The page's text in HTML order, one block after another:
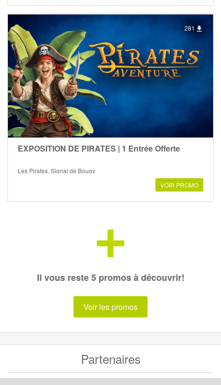
281
EXPOSITION DE PIRATES | 1 Entrée Offerte
Les Pirates, Signal de Bougy
VOIR PROMO
+
Il vous reste 5 promos à découvrir!
Voir les promos
Partenaires